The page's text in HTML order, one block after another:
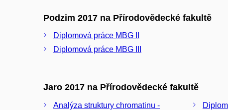
Podzim 2017 na Přírodovědecké fakultě
Diplomová práce MBG II
Diplomová práce MBG III
Jaro 2017 na Přírodovědecké fakultě
Analýza struktury chromatinu -